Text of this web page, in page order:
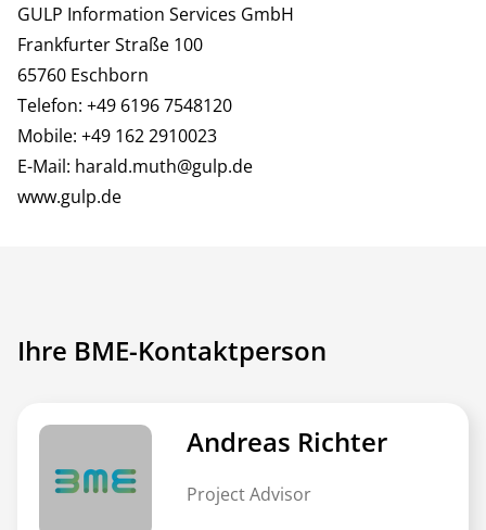
GULP Information Services GmbH
Frankfurter Straße 100
65760 Eschborn
Telefon: +49 6196 7548120
Mobile: +49 162 2910023
E-Mail: harald.muth@gulp.de
www.gulp.de
Ihre BME-Kontaktperson
Andreas Richter
Project Advisor